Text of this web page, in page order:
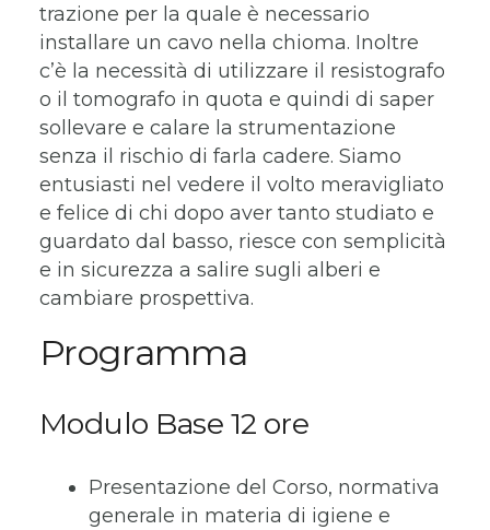
trazione per la quale è necessario
installare un cavo nella chioma. Inoltre
c’è la necessità di utilizzare il resistografo
o il tomografo in quota e quindi di saper
sollevare e calare la strumentazione
senza il rischio di farla cadere. Siamo
entusiasti nel vedere il volto meravigliato
e felice di chi dopo aver tanto studiato e
guardato dal basso, riesce con semplicità
e in sicurezza a salire sugli alberi e
cambiare prospettiva.
Programma
Modulo Base 12 ore
Presentazione del Corso, normativa
generale in materia di igiene e